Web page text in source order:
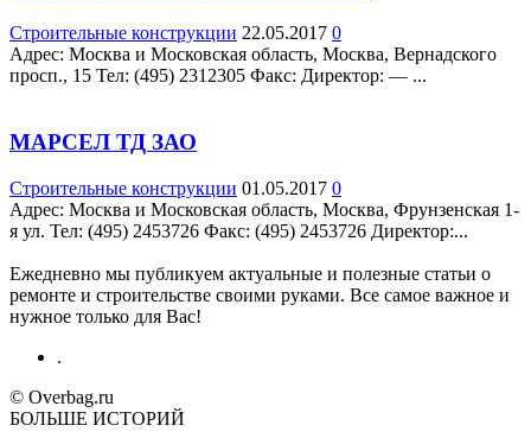
Строительные конструкции 22.05.2017 0
Адрес: Москва и Московская область, Москва, Вернадского
просп., 15 Teл: (495) 2312305 Факс: Директор: — ...
МАРСЕЛ ТД ЗАО
Строительные конструкции 01.05.2017 0
Адрес: Москва и Московская область, Москва, Фрунзенская 1-
я ул. Teл: (495) 2453726 Факс: (495) 2453726 Директор:...
Ежедневно мы публикуем актуальные и полезные статьи о
ремонте и строительстве своими руками. Все самое важное и
нужное только для Вас!
.
© Overbag.ru
БОЛЬШЕ ИСТОРИЙ